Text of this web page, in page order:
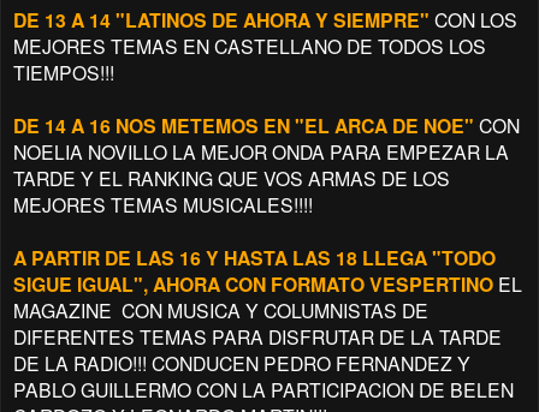
DE 13 A 14 "LATINOS DE AHORA Y SIEMPRE" CON LOS
MEJORES TEMAS EN CASTELLANO DE TODOS LOS
TIEMPOS!!!
DE 14 A 16 NOS METEMOS EN "EL ARCA DE NOE" CON
NOELIA NOVILLO LA MEJOR ONDA PARA EMPEZAR LA
TARDE Y EL RANKING QUE VOS ARMAS DE LOS
MEJORES TEMAS MUSICALES!!!!
A PARTIR DE LAS 16 Y HASTA LAS 18 LLEGA "TODO
SIGUE IGUAL", AHORA CON FORMATO VESPERTINO EL
MAGAZINE CON MUSICA Y COLUMNISTAS DE
DIFERENTES TEMAS PARA DISFRUTAR DE LA TARDE
DE LA RADIO!!! CONDUCEN PEDRO FERNANDEZ Y
PABLO GUILLERMO CON LA PARTICIPACION DE BELEN